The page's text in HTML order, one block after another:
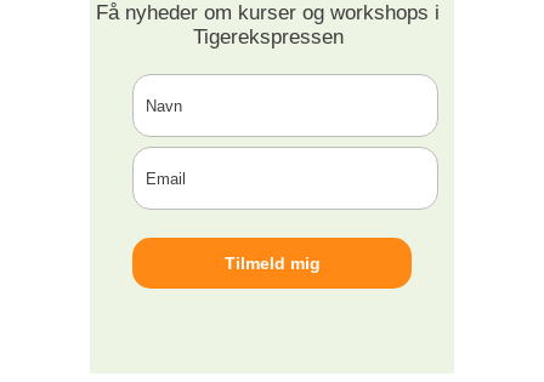
Få nyheder om kurser og workshops i
Tigerekspressen